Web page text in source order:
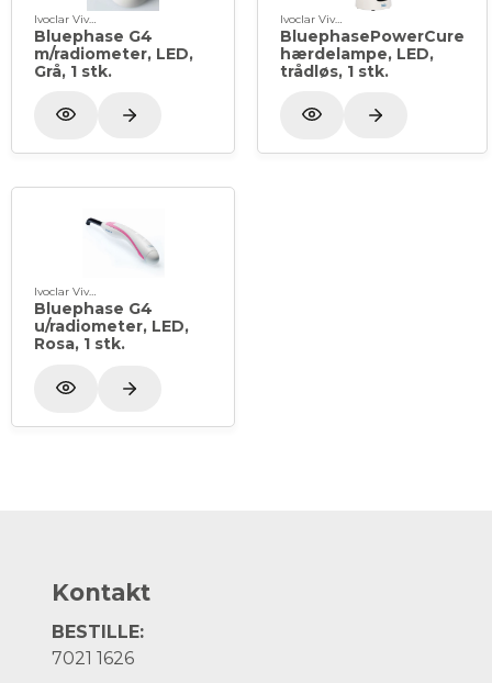
Ivoclar Vivadent
Bluephase G4
m/radiometer, LED,
Grå, 1 stk.
Ivoclar Vivadent
BluephasePowerCure
hærdelampe, LED,
trådløs, 1 stk.
Ivoclar Vivadent
Bluephase G4
u/radiometer, LED,
Rosa, 1 stk.
Kontakt
BESTILLE:
7021 1626